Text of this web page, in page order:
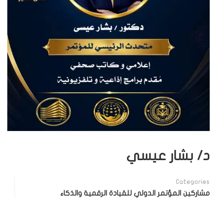
د/ بشار عيسي
Categories
مشاركين المؤتمر الدولي للقيادة الرقمية والذكاء